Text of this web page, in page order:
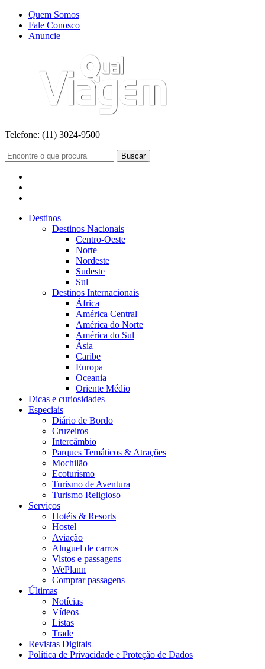
Quem Somos
Fale Conosco
Anuncie
Telefone: (11) 3024-9500
Buscar
Destinos
Destinos Nacionais
Centro-Oeste
Norte
Nordeste
Sudeste
Sul
Destinos Internacionais
África
América Central
América do Norte
América do Sul
Ásia
Caribe
Europa
Oceania
Oriente Médio
Dicas e curiosidades
Especiais
Diário de Bordo
Cruzeiros
Intercâmbio
Parques Temáticos & Atrações
Mochilão
Ecoturismo
Turismo de Aventura
Turismo Religioso
Serviços
Hotéis & Resorts
Hostel
Aviação
Aluguel de carros
Vistos e passagens
WePlann
Comprar passagens
Últimas
Notícias
Vídeos
Listas
Trade
Revistas Digitais
Política de Privacidade e Proteção de Dados